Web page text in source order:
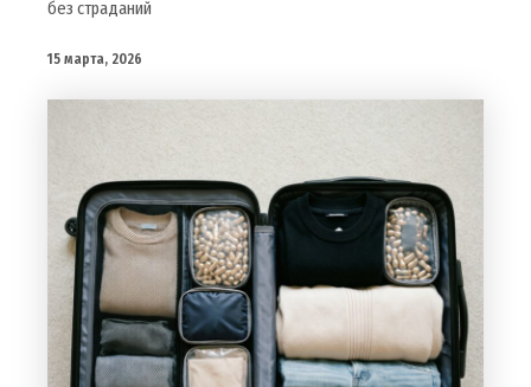
без страданий
15 марта, 2026